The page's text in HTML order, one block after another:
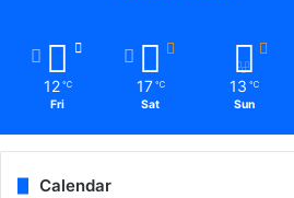
12 ℃
Fri
17 ℃
Sat
13 ℃
Sun
Calendar